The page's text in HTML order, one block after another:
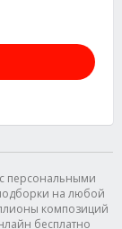
персональными
на любой
композиций
бесплатно